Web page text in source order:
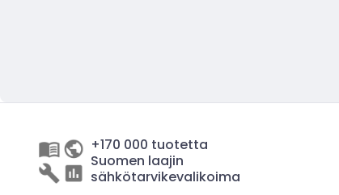
+170 000 tuotetta
Suomen laajin
sähkötarvikevalikoima